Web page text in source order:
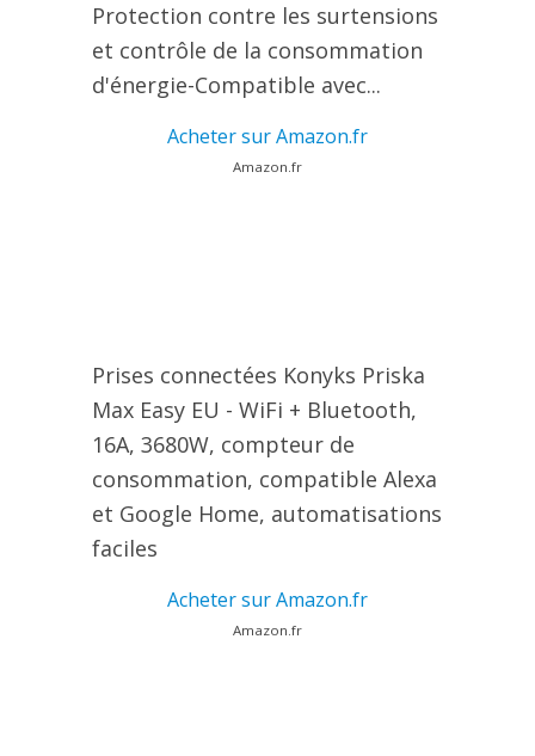
Protection contre les surtensions
et contrôle de la consommation
d'énergie-Compatible avec...
Acheter sur Amazon.fr
Amazon.fr
Prises connectées Konyks Priska
Max Easy EU - WiFi + Bluetooth,
16A, 3680W, compteur de
consommation, compatible Alexa
et Google Home, automatisations
faciles
Acheter sur Amazon.fr
Amazon.fr